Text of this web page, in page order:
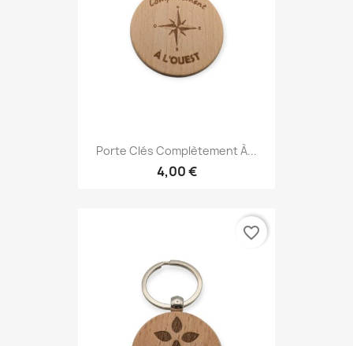
Porte Clés Complètement À...
4,00 €
favorite_border